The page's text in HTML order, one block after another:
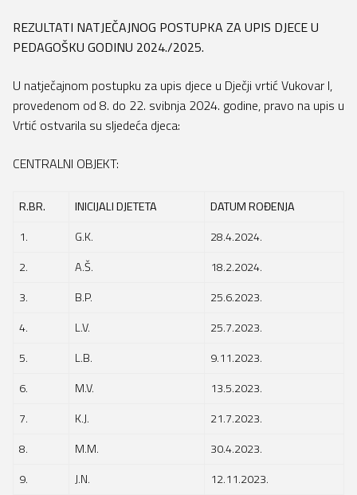
Programi rada s roditeljima
Programi rada s djecom
Djeca s posebnim potrebama
Kockići
aktivirAJMO
Vrtić za bolji život
Super je biti različit
Javna nabava
Zakonski akti i akti vrtića
Upravno vijeće
Kontakt
REZULTATI NATJEČAJNOG POSTUPKA ZA UPIS DJECE U
PEDAGOŠKU GODINU 2024./2025.
U natječajnom postupku za upis djece u Dječji vrtić Vukovar I,
provedenom od 8. do 22. svibnja 2024. godine, pravo na upis u
Vrtić ostvarila su sljedeća djeca:
CENTRALNI OBJEKT:
R.BR. INICIJALI DJETETA
DATUM ROĐENJA
1.
G.K.
28.4.2024.
2.
A.Š.
18.2.2024.
3.
B.P.
25.6.2023.
4.
L.V.
25.7.2023.
5.
L.B.
9.11.2023.
6.
M.V.
13.5.2023.
7.
K.J.
21.7.2023.
8.
M.M.
30.4.2023.
9.
J.N.
12.11.2023.